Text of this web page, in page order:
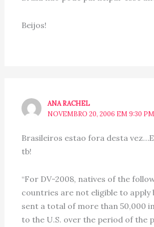
Beijos!
ANA RACHEL
NOVEMBRO 20, 2006 EM 9:30 PM
Brasileiros estao fora desta
tb!
“For DV-2008, natives of the
countries are not eligible to apply
sent a total of more than 50,000
to the U.S. over the period of the